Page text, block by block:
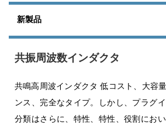
新製品
共振周波数インダクタ
共鳴高周波インダクタ 低コスト、大容
ンス、完全なタイプ。しかし、プラグ
分類はさらに、特性、特性、役割におい